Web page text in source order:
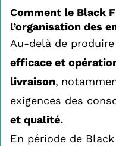
Comment le Black
l’organisation des
Au-delà de
efficace et
livraison,
exigences des
et qualité.
En période de